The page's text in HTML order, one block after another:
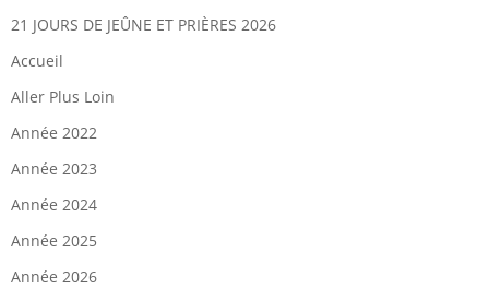
21 JOURS DE JEÛNE ET PRIÈRES 2026
Accueil
Aller Plus Loin
Année 2022
Année 2023
Année 2024
Année 2025
Année 2026